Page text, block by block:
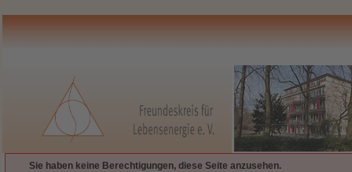
Sie haben keine Berechtigungen, diese Seite anzusehen.